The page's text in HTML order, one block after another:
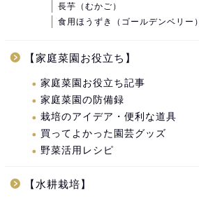
長芋（むかご）
食用ほうずき（ゴールデンベリー）
【家庭菜園お役立ち】
家庭菜園お役立ち記事
家庭菜園の防備録
栽培のアイデア・便利な道具
買ってよかった園芸グッズ
野菜活用レシピ
【水耕栽培】